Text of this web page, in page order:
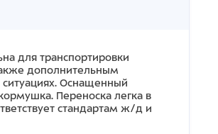
для транспортировки
дополнительным
Оснащенный
Переноска легка в
стандартам ж/д и